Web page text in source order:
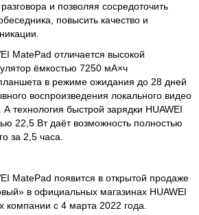
и позволяя сосредоточить
повысить качество и
MatePad отличается высокой
ёмкостью 7250 мА×ч
в режиме ожидания до 28 дней
воспроизведения локального видео
технология быстрой зарядки HUAWEI
22,5 Вт даёт возможность полностью
за 2,5 часа.
MatePad появится в открытой продаже
в официальных магазинах HUAWEI
компании с 4 марта 2022 года.